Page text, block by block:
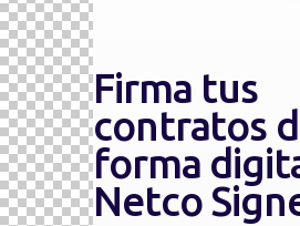
Firma tus
contratos
forma
Netco